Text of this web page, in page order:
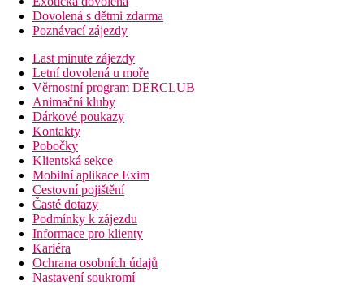
Dovolená s dětmi zdarma
Poznávací zájezdy
Last minute zájezdy
Letní dovolená u moře
Věrnostní program DERCLUB
Animační kluby
Dárkové poukazy
Kontakty
Pobočky
Klientská sekce
Mobilní aplikace Exim
Cestovní pojištění
Časté dotazy
Podmínky k zájezdu
Informace pro klienty
Kariéra
Ochrana osobních údajů
Nastavení soukromí